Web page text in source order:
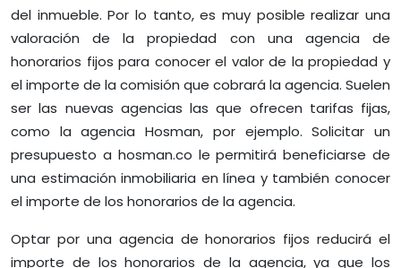
del inmueble. Por lo tanto, es muy posible realizar una
valoración de la propiedad con una agencia de
honorarios fijos para conocer el valor de la propiedad y
el importe de la comisión que cobrará la agencia. Suelen
ser las nuevas agencias las que ofrecen tarifas fijas,
como la agencia Hosman, por ejemplo. Solicitar un
presupuesto a hosman.co le permitirá beneficiarse de
una estimación inmobiliaria en línea y también conocer
el importe de los honorarios de la agencia.
Optar por una agencia de honorarios fijos reducirá el
importe de los honorarios de la agencia, ya que los